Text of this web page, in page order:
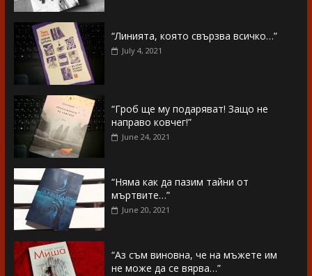
“Линията, която свързва всичко…”
July 4, 2021
“Гроб ще му подаряват! Защо не
направо ковчег!”
June 24, 2021
“Няма как да пазим тайни от
мъртвите…”
June 20, 2021
“Аз съм виновна, че на мъжете им
не може да се вярва…”